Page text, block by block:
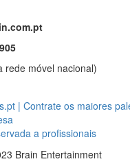
rede móvel nacional)
| Contrate os maiores
a profissionais
Brain Entertainment